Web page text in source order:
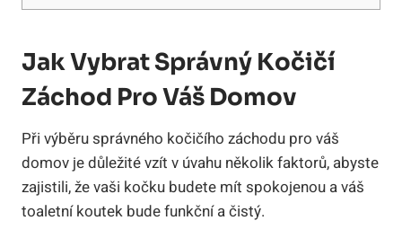
Jak Vybrat Správný Kočičí
Záchod Pro Váš Domov
Při výběru správného kočičího záchodu pro váš
domov je důležité vzít v úvahu několik faktorů, abyste
zajistili, že vaši kočku budete mít spokojenou a váš
toaletní koutek bude funkční a čistý.